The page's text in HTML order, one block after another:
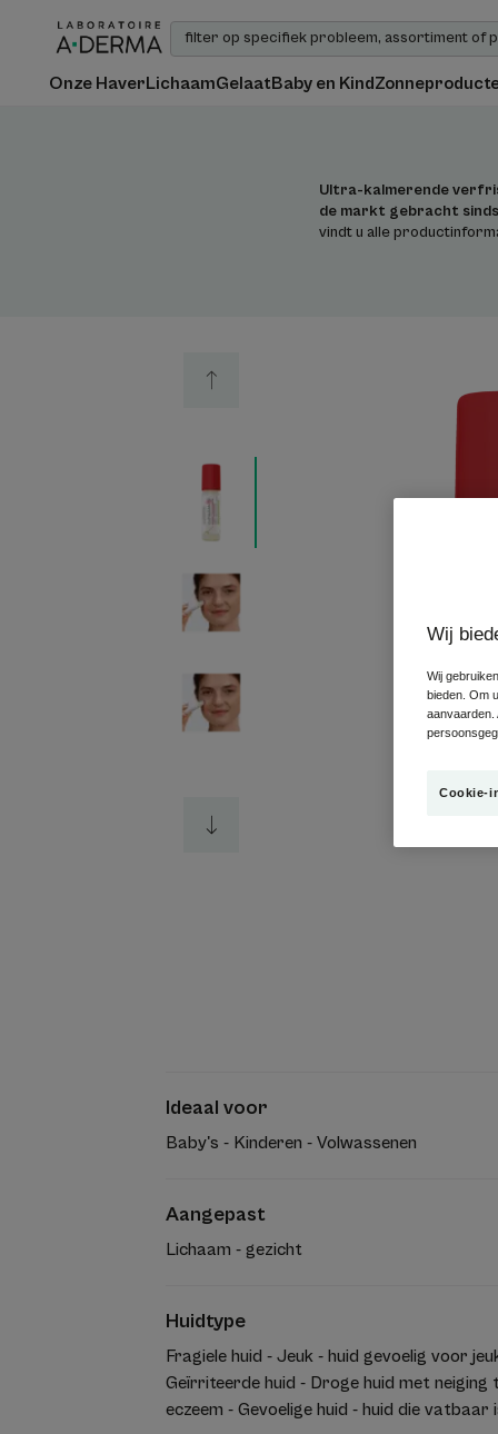
Onze HaverLichaamGelaatBaby en Kind
Ultra-kalmerende
de markt gebracht
vindt u alle
Ideaal voor
Baby's - Kinderen - Volwassenen
Aangepast
Lichaam - gezicht
Huidtype
Fragiele huid - Jeuk - huid gevoelig voor
Geïrriteerde huid - Droge huid met neiging
eczeem - Gevoelige huid - huid die vatbaar
Wij
Wij
bieden. Om
aanvaarden.
Cookie-